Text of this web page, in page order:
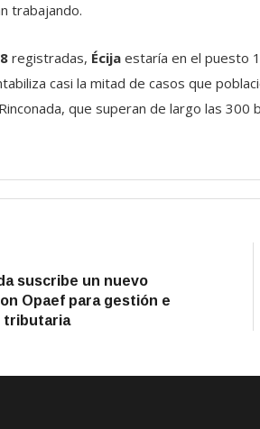
trabajando.
registradas, Écija estaría en el puesto
casi la mitad de casos que
que superan de largo las 300
suscribe un nuevo
Opaef para gestión e
tributaria